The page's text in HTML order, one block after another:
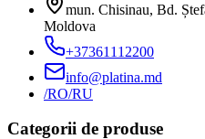
mun. Chisinau, Bd.
Moldova
+37361112200
info@platina.md
/RO/RU
Categorii de produse